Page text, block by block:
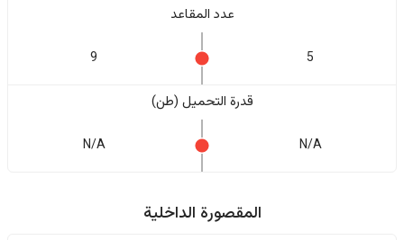
عدد المقاعد
5
9
قدرة التحميل (طن)
N/A
N/A
المقصورة الداخلية